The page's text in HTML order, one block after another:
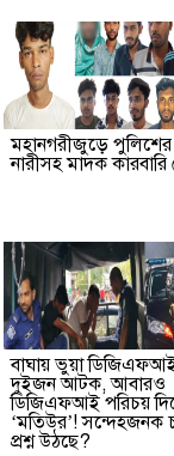
মহানগরীজুড়ে পুলিশের
নারীসহ মাদক কারবারি
বাঘায় ভুয়া
দুইজন আটক, আবারও
ডিজিএফআই পরিচয়
‘মতিউর’! সন্দেহজনক
প্রশ্ন উঠছে?